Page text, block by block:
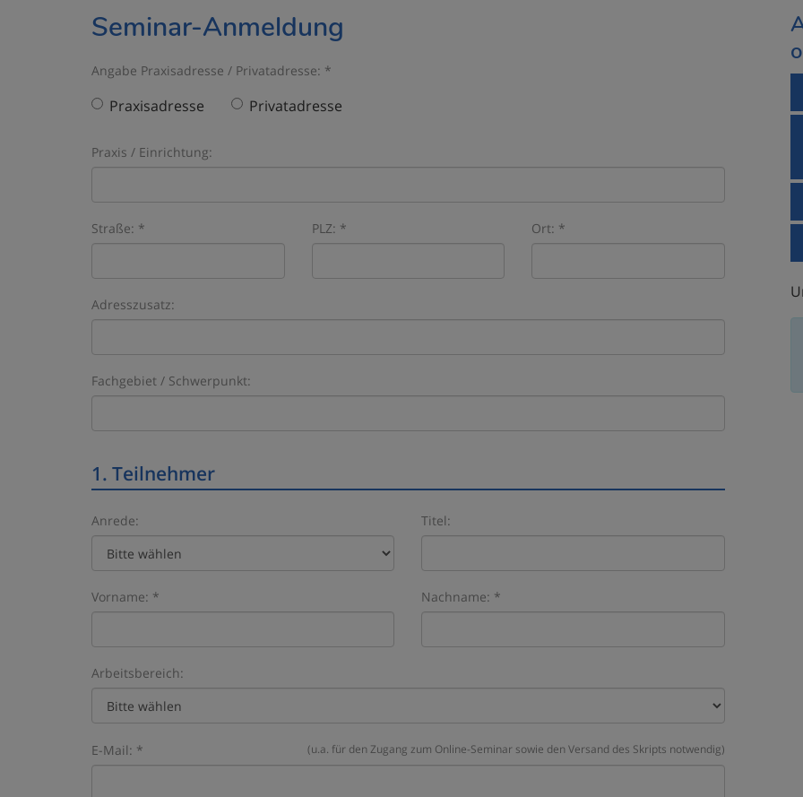
Seminar-Anmeldung
Angabe Praxisadresse / Privatadresse: *
Praxisadresse Privatadresse
Praxis / Einrichtung:
Straße: * PLZ: * Ort: *
Adresszusatz:
Fachgebiet / Schwerpunkt:
1. Teilnehmer
Anrede: Titel:
Vorname: * Nachname: *
Arbeitsbereich:
E-Mail: * (u.a. für den Zugang zum Online-Seminar sowie den Versand des Skripts notwendig)